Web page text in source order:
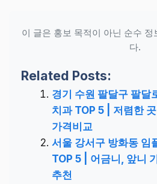
이 글은 홍보 목적이 아닌 순수
다.
Related Posts:
경기 수원 팔달구 팔달
치과 TOP 5 | 저렴한
가격비교
서울 강서구 방화동 임
TOP 5 | 어금니, 앞니
추천